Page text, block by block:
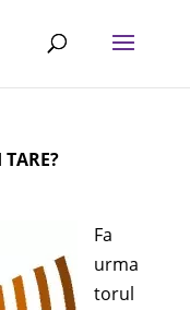
TARE?
Fa
urma
torul